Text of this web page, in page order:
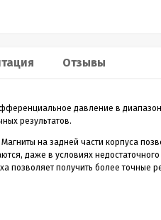
70 m
XP2 – это
XP1. Диапазон
Отзывы
давление в
результатов.
на задней части корпуса
даже в условиях
позволяет получить более точные